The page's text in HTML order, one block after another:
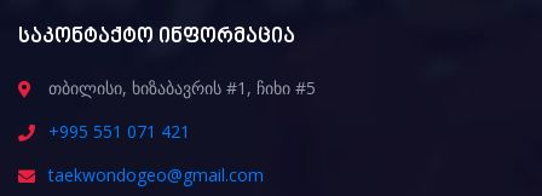
საკონტაქტო ინფორმაცია
თბილისი, ხიზაბავრის #1, ჩიხი #5
+995 551 071 421
taekwondogeo@gmail.com